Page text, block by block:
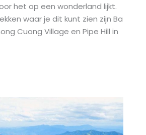
het op een wonderland lijkt.
waar je dit kunt zien zijn Ba
Cuong Village en Pipe Hill in